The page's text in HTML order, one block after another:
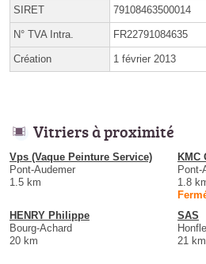
SIRET 79108463500014
N° TVA Intra. FR22791084635
Création 1 février 2013
Vitriers à proximité
Vps (Vaque Peinture Service)
Pont-Audemer
1.5 km
KMC
Pont-
1.8
HENRY Philippe
Bourg-Achard
20 km
SAS
21 km